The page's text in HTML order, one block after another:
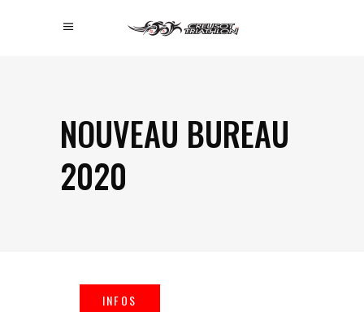
NOUVEAU BUREAU
2020